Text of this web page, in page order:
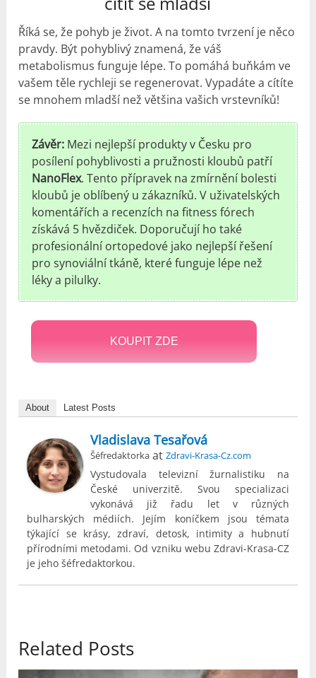
Říká se, že pohyb je život. A na tomto tvrzení je něco
pravdy. Být pohyblivý znamená, že váš
metabolismus funguje lépe. To pomáhá buňkám ve
vašem těle rychleji se regenerovat. Vypadáte a cítíte
se mnohem mladší než většina vašich vrstevníků!
Závěr: Mezi nejlepší produkty v Česku pro
posílení pohyblivosti a pružnosti kloubů patří
NanoFlex. Tento přípravek na zmírnění bolesti
kloubů je oblíbený u zákazníků. V uživatelských
komentářích a recenzích na fitness fórech
získává 5 hvězdiček. Doporučují ho také
profesionální ortopedové jako nejlepší řešení
pro synoviální tkáně, které funguje lépe než
léky a pilulky.
KOUPIT ZDE
About Latest Posts
Vladislava Tesařová
Šéfredaktorka atZdravi-Krasa-Cz.com
Vystudovala televizní žurnalistiku na
České univerzitě. Svou specializaci
vykonává již řadu let v různých
bulharských médiích. Jejím koníčkem jsou témata
týkající se krásy, zdraví, detosk, intimity a hubnutí
přírodními metodami. Od vzniku webu Zdravi-Krasa-CZ
je jeho šéfredaktorkou.
Related Posts